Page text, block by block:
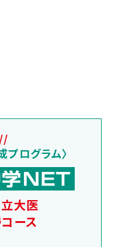
プログラム〉
立大医
ース